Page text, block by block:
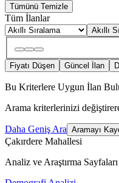
Tümünü Temizle
Tüm İlanlar
Akıllı
Fiyatı Düşen Güncel İlan
Bu Kriterlere Uygun İlan
Arama kriterlerinizi
Daha Geniş Ara Aramayı
Çakırdere Mahallesi
Analiz ve Araştırma Sayfaları